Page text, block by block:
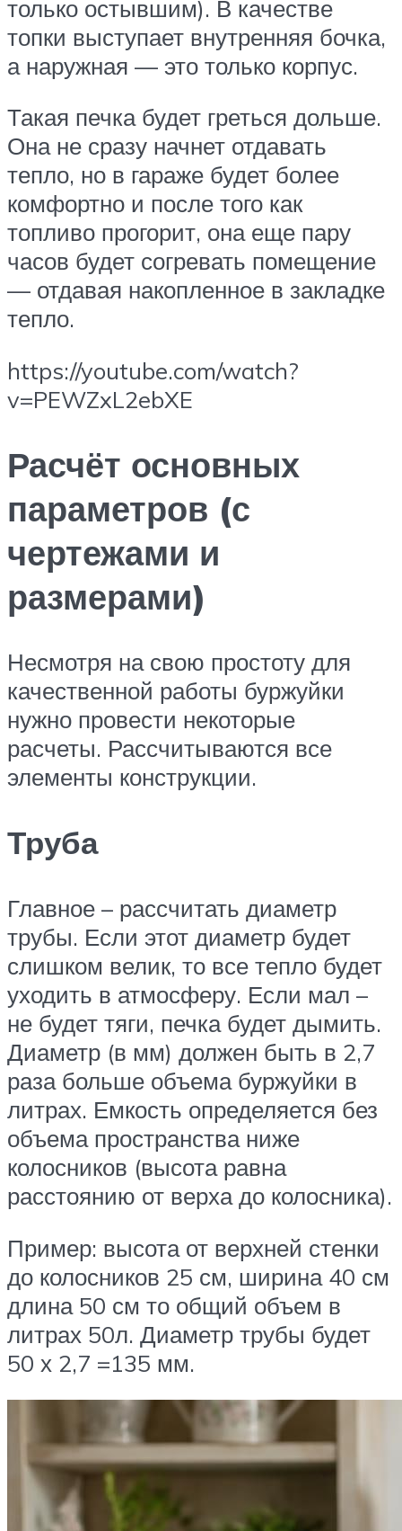
только остывшим). В качестве
топки выступает внутренняя бочка,
а наружная — это только корпус.
Такая печка будет греться дольше.
Она не сразу начнет отдавать
тепло, но в гараже будет более
комфортно и после того как
топливо прогорит, она еще пару
часов будет согревать помещение
— отдавая накопленное в закладке
тепло.
https://youtube.com/watch?
v=PEWZxL2ebXE
Расчёт основных
параметров (с
чертежами и
размерами)
Несмотря на свою простоту для
качественной работы буржуйки
нужно провести некоторые
расчеты. Рассчитываются все
элементы конструкции.
Труба
Главное – рассчитать диаметр
трубы. Если этот диаметр будет
слишком велик, то все тепло будет
уходить в атмосферу. Если мал –
не будет тяги, печка будет дымить.
Диаметр (в мм) должен быть в 2,7
раза больше объема буржуйки в
литрах. Емкость определяется без
объема пространства ниже
колосников (высота равна
расстоянию от верха до колосника).
Пример: высота от верхней стенки
до колосников 25 см, ширина 40 см
длина 50 см то общий объем в
литрах 50л. Диаметр трубы будет
50 х 2,7 =135 мм.